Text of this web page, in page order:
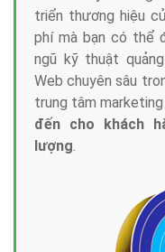
Quảng Cáo Google
App